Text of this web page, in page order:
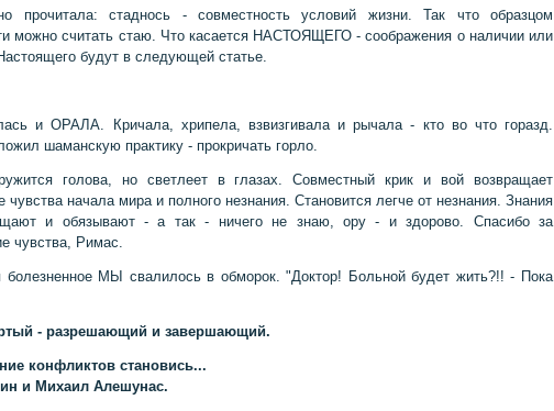
прочитала: стаднось - совместность условий жизни. Так что образцом
можно считать стаю. Что касается НАСТОЯЩЕГО - соображения о наличии или
будут в следующей статье.
и ОРАЛА. Кричала, хрипела, взвизгивала и рычала - кто во что горазд.
шаманскую практику - прокричать горло.
голова, но светлеет в глазах. Совместный крик и вой возвращает
чувства начала мира и полного незнания. Становится легче от незнания. Знания
и обязывают - а так - ничего не знаю, ору - и здорово. Спасибо за
чувства, Римас.
болезненное МЫ свалилось в обморок. "Доктор! Больной будет жить?!! - Пока
- разрешающий и завершающий.
конфликтов становись...
и Михаил Алешунас.